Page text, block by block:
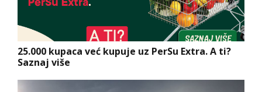
25.000 kupaca već kupuje uz PerSu Extra. A ti?
Saznaj više